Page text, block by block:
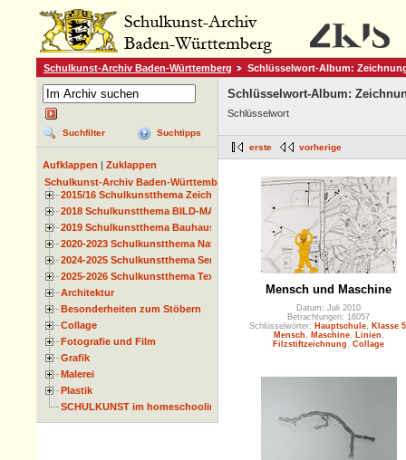
Schulkunst-Archiv Baden-Württemberg Schlüsselwort-Album:
Suchfilter Suchtipps
Aufklappen
Zuklappen
Schulkunst-Archiv Baden-Württemberg
2015/16 Schulkunstthema Zeichnen
2018 Schulkunstthema BILD-MATERIAL-OBJEKT
2019 Schulkunstthema Bauhaus
2020-2023 Schulkunstthema Natur und Zeit
2024-2025 Schulkunstthema Serie
2025-2026 Schulkunstthema Textil
Architektur
Besonderheiten zum Stöbern
Collage
Fotografie und Film
Grafik
Malerei
Plastik
SCHULKUNST im homeschooling
Schlüsselwort-Album:
Schlüsselwort
erste vorherige
Mensch und Maschine
Datum: Juli 2010
Betrachtungen: 16057
Schlüsselwörter: Hauptschule, Klasse 5
Mensch
Maschine, Linien
Filzstiftzeichnung
Collage